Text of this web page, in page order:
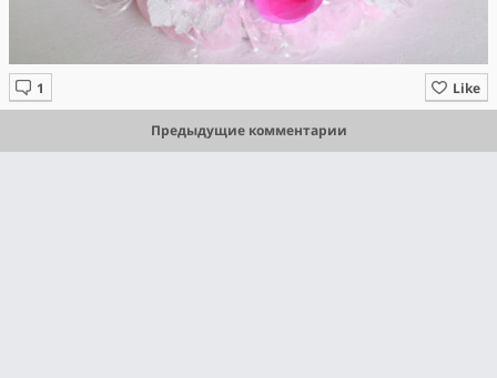
Like
Предыдущие комментарии